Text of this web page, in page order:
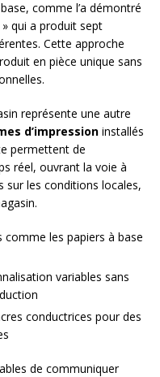
comme l’a démontré
qui a produit sept
Cette approche
en pièce unique sans
représente une autre
d’impression installés
permettent de
réel, ouvrant la voie à
sur les conditions locales,
comme les papiers à base
variables sans
conductrices pour des
de communiquer